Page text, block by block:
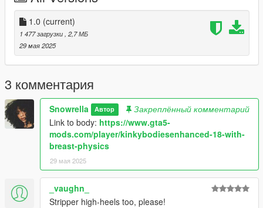
1.0 (current)
1 477 загрузки , 2,7 МБ
29 мая 2025
3 комментария
Snowrella Автор
Закреплённый комментарий
Link to body: https://www.gta5-
mods.com/player/kinkybodiesenhanced-18-with-
breast-physics
29 мая 2025
_vaughn_
Stripper high-heels too, please!